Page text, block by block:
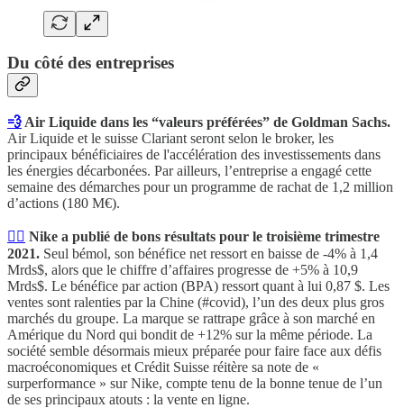
Du côté des entreprises
💨 Air Liquide dans les “valeurs préférées” de Goldman Sachs.
Air Liquide et le suisse Clariant seront selon le broker, les
principaux bénéficiaires de l'accélération des investissements dans
les énergies décarbonées. Par ailleurs, l’entreprise a engagé cette
semaine des démarches pour un programme de rachat de 1,2 million
d’actions (180 M€).
🏋️‍♂️ Nike a publié de bons résultats pour le troisième trimestre
2021. Seul bémol, son bénéfice net ressort en baisse de -4% à 1,4
Mrds$, alors que le chiffre d’affaires progresse de +5% à 10,9
Mrds$. Le bénéfice par action (BPA) ressort quant à lui 0,87 $. Les
ventes sont ralenties par la Chine (#covid), l’un des deux plus gros
marchés du groupe. La marque se rattrape grâce à son marché en
Amérique du Nord qui bondit de +12% sur la même période. La
société semble désormais mieux préparée pour faire face aux défis
macroéconomiques et Crédit Suisse réitère sa note de «
surperformance » sur Nike, compte tenu de la bonne tenue de l’un
de ses principaux atouts : la vente en ligne.